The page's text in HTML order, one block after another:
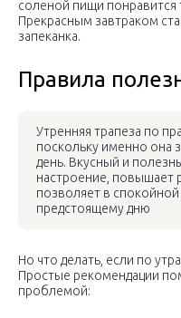
соленой пищи
Прекрасным завтраком
запеканка.
Правила
Утренняя трапеза по
поскольку именно она
день. Вкусный и
настроение, повышает
позволяет в
предстоящему дню
Но что делать, если по
Простые рекомендации
проблемой: